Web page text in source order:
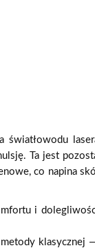
światłowodu
Ta jest
co napina skó
i
klasycznej